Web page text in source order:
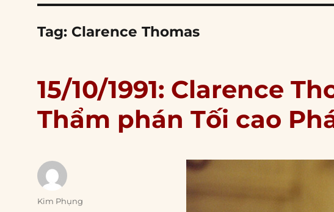
Tag: Clarence Thomas
15/10/1991: Clarence
Thẩm phán Tối cao
Author
Kim Phụng